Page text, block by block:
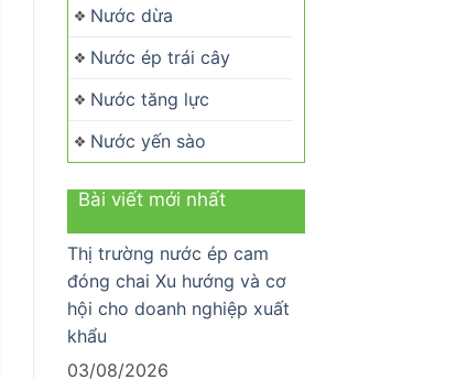
Nước dừa
Nước ép trái cây
Nước tăng lực
Nước yến sào
Bài viết mới nhất
Thị trường nước ép cam
đóng chai Xu hướng và cơ
hội cho doanh nghiệp xuất
khẩu
03/08/2026